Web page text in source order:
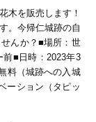
木を販売します！
。今帰仁城跡の自
んか？■場所：世
■日時：2023年3
料（城跡への入城
ーション（タピッ